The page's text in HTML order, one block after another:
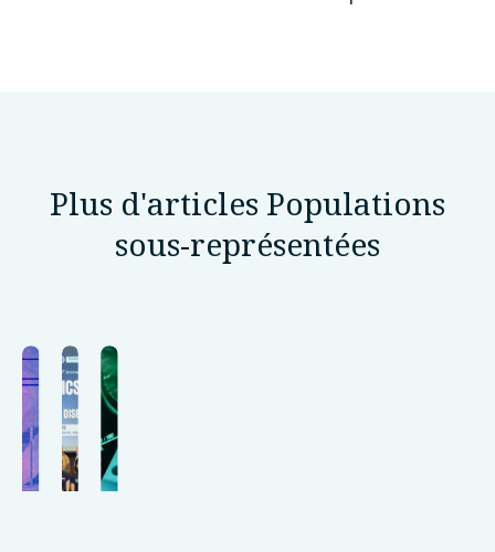
Plus d'articles Populations
sous-représentées